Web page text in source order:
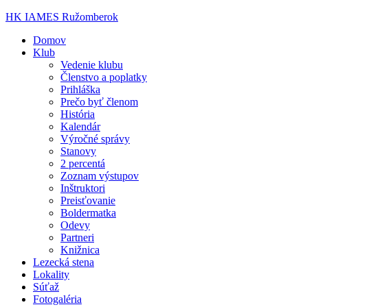
HK IAMES Ružomberok
Domov
Klub
Vedenie klubu
Členstvo a poplatky
Prihláška
Prečo byť členom
História
Kalendár
Výročné správy
Stanovy
2 percentá
Zoznam výstupov
Inštruktori
Preisťovanie
Boldermatka
Odevy
Partneri
Knižnica
Lezecká stena
Lokality
Súťaž
Fotogaléria